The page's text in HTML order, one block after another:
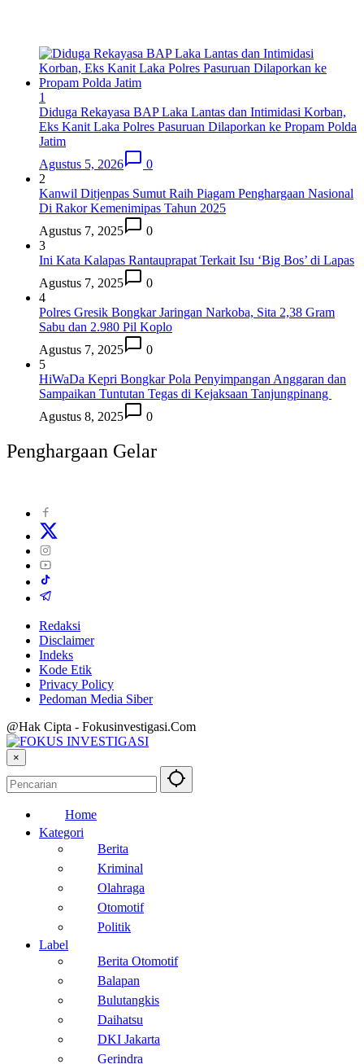
1
Diduga Rekayasa BAP Laka Lantas dan Intimidasi Korban,
Eks Kanit Laka Polres Pasuruan Dilaporkan ke Propam Polda
Jatim
Agustus 5, 2026
0
2
Kanwil Ditjenpas Sumut Raih Piagam Penghargaan Nasional
Di Rakor Kemenimipas Tahun 2025
Agustus 7, 2025
0
3
Ini Kata Kalapas Rantauprapat Terkait Isu ‘Big Bos’ di Lapas
Agustus 7, 2025
0
4
Polres Gresik Bongkar Jaringan Narkoba, Sita 2,38 Gram
Sabu dan 2.980 Pil Koplo
Agustus 7, 2025
0
5
HiWaDa Kepri Bongkar Pola Penyimpangan Anggaran dan
Sampaikan Tuntutan Tegas di Kejaksaan Tanjungpinang
Agustus 8, 2025
0
Penghargaan Gelar
Redaksi
Disclaimer
Indeks
Kode Etik
Privacy Policy
Pedoman Media Siber
@Hak Cipta - Fokusinvestigasi.Com
×
Home
Kategori
Berita
Kriminal
Olahraga
Otomotif
Politik
Label
Berita Otomotif
Balapan
Bulutangkis
Daihatsu
DKI Jakarta
Gerindra